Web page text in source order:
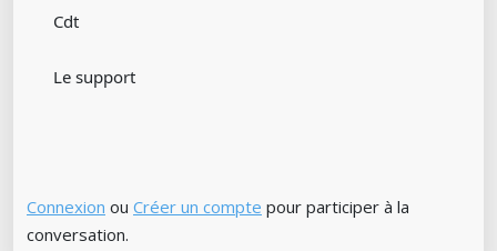
Cdt
Le support
Connexion ou Créer un compte pour participer à la
conversation.